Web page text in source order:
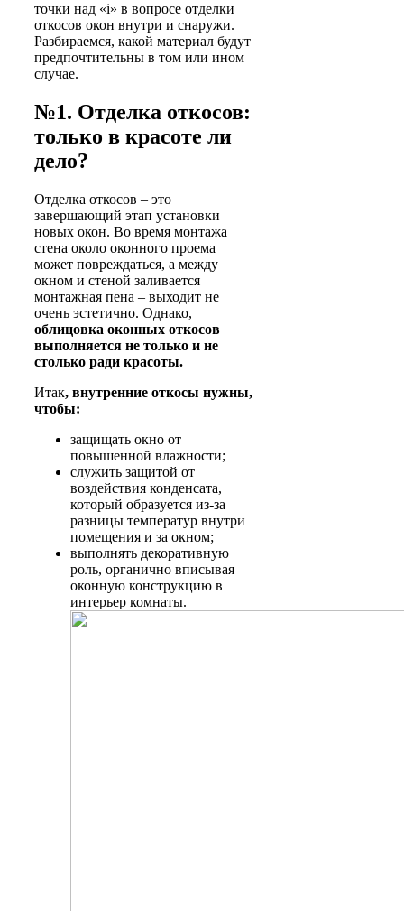
точки над «i» в вопросе отделки
откосов окон внутри и снаружи.
Разбираемся, какой материал будут
предпочтительны в том или ином
случае.
№1. Отделка откосов:
только в красоте ли
дело?
Отделка откосов – это
завершающий этап установки
новых окон. Во время монтажа
стена около оконного проема
может повреждаться, а между
окном и стеной заливается
монтажная пена – выходит не
очень эстетично. Однако,
облицовка оконных откосов
выполняется не только и не
столько ради красоты.
Итак, внутренние откосы нужны,
чтобы:
защищать окно от
повышенной влажности;
служить защитой от
воздействия конденсата,
который образуется из-за
разницы температур внутри
помещения и за окном;
выполнять декоративную
роль, органично вписывая
оконную конструкцию в
интерьер комнаты.